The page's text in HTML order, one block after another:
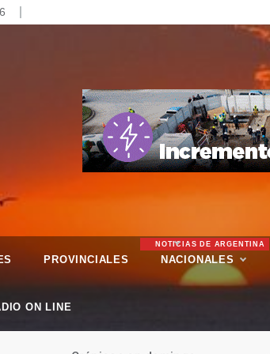
PROVINCIALES NACIONALES
NOTICIAS DE ARGENTINA
ON LINE